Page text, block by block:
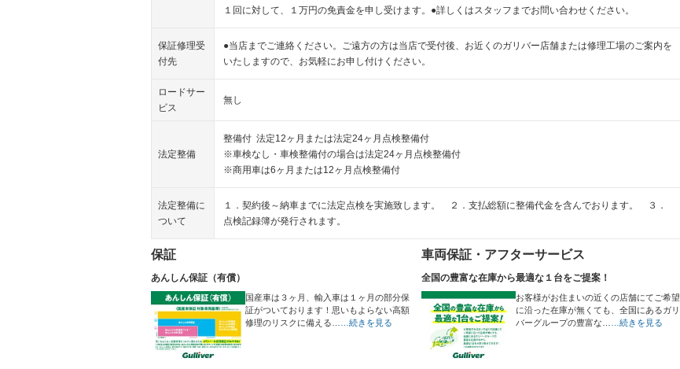
１回に対して、１万円の免責金を申し受けます。●詳しくはスタッフまでお問い合わせください。
保証修理受
付先
●当店までご連絡ください。ご遠方の方は当店で受付後、お近くのガリバー店舗または修理工場のご案内を
いたしますので、お気軽にお申し付けください。
ロードサー
ビス
無し
法定整備
整備付 法定12ヶ月または法定24ヶ月点検整備付
※車検なし・車検整備付の場合は法定24ヶ月点検整備付
※商用車は6ヶ月または12ヶ月点検整備付
法定整備に
ついて
１．契約後～納車までに法定点検を実施致します。 ２．支払総額に整備代金を含んでおります。 ３．
点検記録簿が発行されます。
保証
あんしん保証（有償）
国産車は３ヶ月、輸入車は１ヶ月の部分保
証がついております！思いもよらない高額
修理のリスクに備える…
…続きを見る
車両保証・アフターサービス
全国の豊富な在庫から最適な１台をご提案！
お客様がお住まいの近くの店舗にてご希望
に沿った在庫が無くても、全国にあるガリ
バーグループの豊富な…
…続きを見る